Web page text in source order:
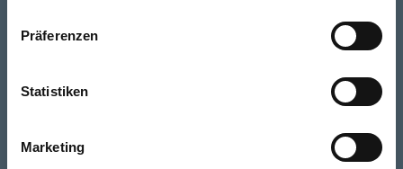
Präferenzen
Statistiken
Marketing